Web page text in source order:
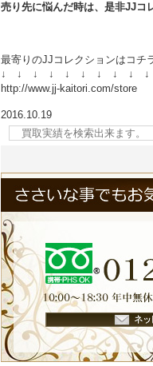
売り先に悩んだ時は、是非JJコ
最寄りのJJコレクションはコチ
↓ ↓ ↓ ↓ ↓ ↓ ↓ ↓ ↓ ↓
http://www.jj-kaitori.com/store
2016.10.19